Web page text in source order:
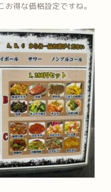
得な価格設定ですね。